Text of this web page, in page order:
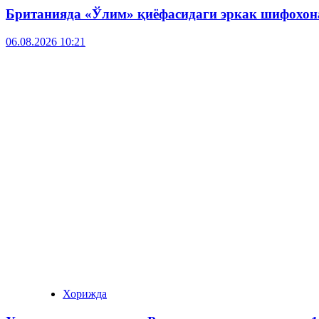
Британияда «Ўлим» қиёфасидаги эркак
06.08.2026 10:21
Хорижда